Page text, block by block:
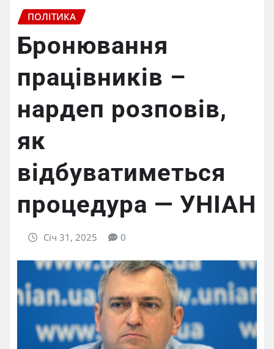
ПОЛІТИКА
Бронювання
працівників –
нардеп розповів,
як
відбуватиметься
процедура — УНІАН
Січ 31, 2025 0